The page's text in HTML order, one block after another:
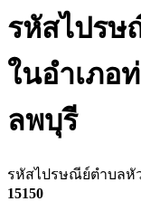
รหัสไปรษ
ในอำเภอ
ลพบุรี
รหัสไปรษณีย์ตำบลหั
15150